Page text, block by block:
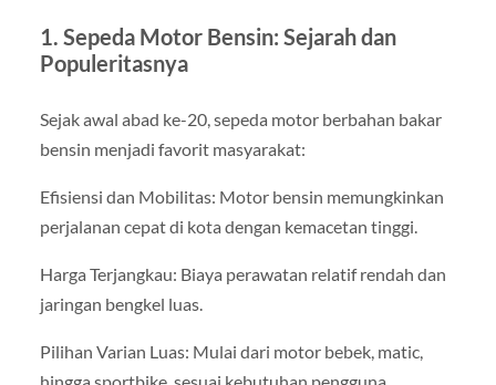
1. Sepeda Motor Bensin: Sejarah dan
Populeritasnya
Sejak awal abad ke-20, sepeda motor berbahan bakar
bensin menjadi favorit masyarakat:
Efisiensi dan Mobilitas: Motor bensin memungkinkan
perjalanan cepat di kota dengan kemacetan tinggi.
Harga Terjangkau: Biaya perawatan relatif rendah dan
jaringan bengkel luas.
Pilihan Varian Luas: Mulai dari motor bebek, matic,